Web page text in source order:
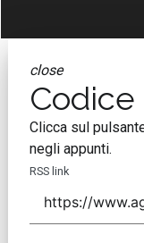
close
Codice
Clicca sul
negli appunti.
RSS link